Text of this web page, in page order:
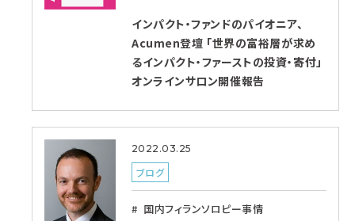
インパクト・ファンドのパイオニア、
Acumen登壇 「世界の富裕層が求め
るインパクト・ファーストの投資・寄付」
オンラインサロン開催報告
2022.03.25
ブログ
国内フィランソロピー事情